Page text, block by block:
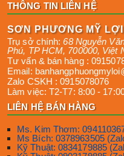
THÔNG TIN LIÊN HỆ
SƠN PHƯƠNG MỸ LỢI
Trụ sở chính:68 Nguyễn
Phú, TP HCM, 700000, Việt
Tư vấn & bán hàng :
Email:
Zalo CSKH :0915078076
Làm việc: T2-T7: 8:00 -
LIÊN HỆ BÁN HÀNG
Ms. Kim Thơm:
Ms Bích: 0378963505
Kỹ Thuật: 0834179885